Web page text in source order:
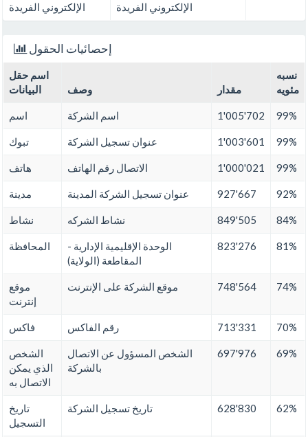
الإلكتروني الفريدة
الإلكتروني الفريدة
إحصائيات الحقول
اسم حقل
البيانات
وصف مقدار
نسبه
مئويه
اسم اسم الشركة 1'005'702 99%
تبوك عنوان تسجيل الشركة 1'003'601 99%
هاتف الاتصال رقم الهاتف 1'000'021 99%
مدينة عنوان تسجيل الشركة المدينة 927'667 92%
نشاط نشاط الشركه 849'505 84%
المحافظة
الوحدة الإقليمية الإدارية -
المقاطعة (الولاية)
823'276 81%
موقع
إنترنت
موقع الشركة على الإنترنت 748'564 74%
فاكس رقم الفاكس 713'331 70%
الشخص
الذي يمكن
الاتصال به
الشخص المسؤول عن الاتصال
بالشركة
697'976 69%
تاريخ
التسجيل
تاريخ تسجيل الشركة 628'830 62%